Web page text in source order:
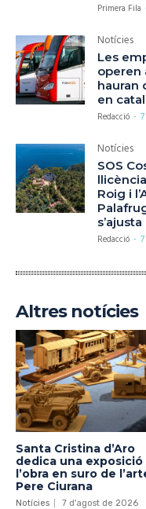
Primera Fila
Notícies
Les
operen
hauran
en
Redacció -
Notícies
SOS
Roig i
Redacció -
Altres notícies
Santa Cristina d’Aro
dedica una exposició
l’obra en suro de
Pere Ciurana
Notícies 7 d'agost de 2026